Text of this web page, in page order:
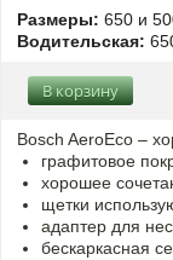
Размеры: 650 и
Водительская:
В корзину
Bosch AeroEco –
графитовое
хорошее
щетки
адаптер для
бескаркасная